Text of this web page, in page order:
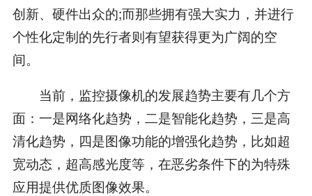
创新、硬件出众的;而那些拥有强大实力，并进行
个性化定制的先行者则有望获得更为广阔的空
间。
当前，监控摄像机的发展趋势主要有几个方
面：一是网络化趋势，二是智能化趋势，三是高
清化趋势，四是图像功能的增强化趋势，比如超
宽动态，超高感光度等，在恶劣条件下的为特殊
应用提供优质图像效果。